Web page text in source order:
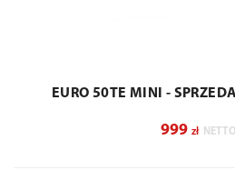
EURO 50TE MINI -
999 zł NETTO